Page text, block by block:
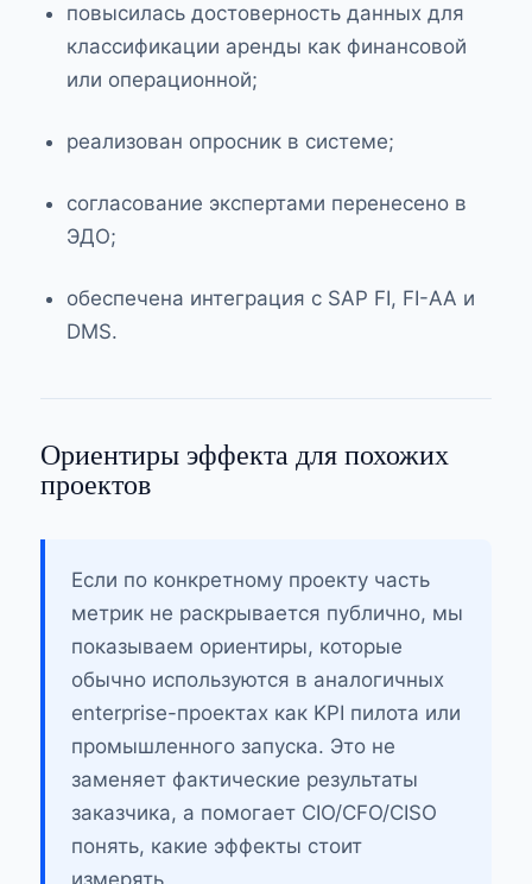
повысилась достоверность данных для
классификации аренды как финансовой
или операционной;
реализован опросник в системе;
согласование экспертами перенесено в
ЭДО;
обеспечена интеграция с SAP FI, FI-AA и
DMS.
Ориентиры эффекта для похожих
проектов
Если по конкретному проекту часть
метрик не раскрывается публично, мы
показываем ориентиры, которые
обычно используются в аналогичных
enterprise-проектах как KPI пилота или
промышленного запуска. Это не
заменяет фактические результаты
заказчика, а помогает CIO/CFO/CISO
понять, какие эффекты стоит
измерять.